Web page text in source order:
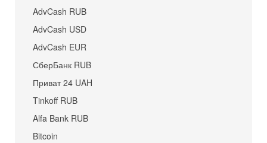
AdvCash RUB
AdvCash USD
AdvCash EUR
СберБанк RUB
Приват 24 UAH
Tinkoff RUB
Alfa Bank RUB
Bitcoin